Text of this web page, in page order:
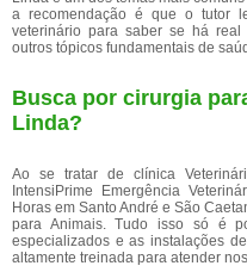
a recomendação é que o tutor
veterinário para saber se há
outros tópicos fundamentais de
Busca por cirurgia
Linda?
Ao se tratar de clínica
IntensiPrime Emergência
Horas em Santo André e São
para Animais. Tudo isso só é
especializados e as instalações
altamente treinada para atender